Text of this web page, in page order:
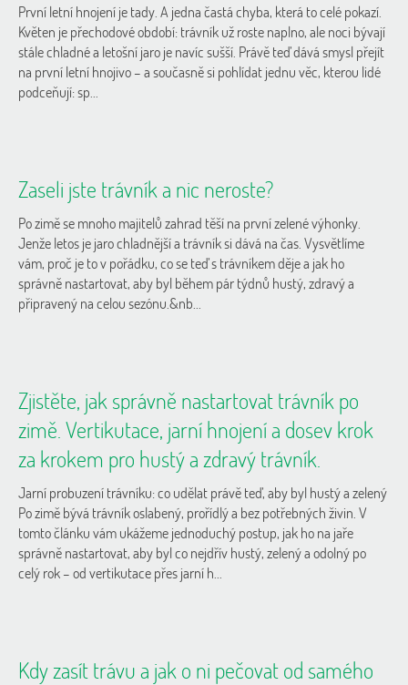
První letní hnojení je tady. A jedna častá chyba, která to celé pokazí.
Květen je přechodové období: trávník už roste naplno, ale noci bývají
stále chladné a letošní jaro je navíc sušší. Právě teď dává smysl přejít
na první letní hnojivo – a současně si pohlídat jednu věc, kterou lidé
podceňují: sp...
Zaseli jste trávník a nic neroste?
Po zimě se mnoho majitelů zahrad těší na první zelené výhonky.
Jenže letos je jaro chladnější a trávník si dává na čas. Vysvětlíme
vám, proč je to v pořádku, co se teď s trávníkem děje a jak ho
správně nastartovat, aby byl během pár týdnů hustý, zdravý a
připravený na celou sezónu.&nb...
Zjistěte, jak správně nastartovat trávník po
zimě. Vertikutace, jarní hnojení a dosev krok
za krokem pro hustý a zdravý trávník.
Jarní probuzení trávníku: co udělat právě teď, aby byl hustý a zelený
Po zimě bývá trávník oslabený, prořídlý a bez potřebných živin. V
tomto článku vám ukážeme jednoduchý postup, jak ho na jaře
správně nastartovat, aby byl co nejdřív hustý, zelený a odolný po
celý rok – od vertikutace přes jarní h...
Kdy zasít trávu a jak o ni pečovat od samého